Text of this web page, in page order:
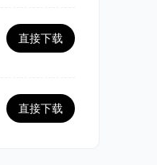
直接下载
直接下载